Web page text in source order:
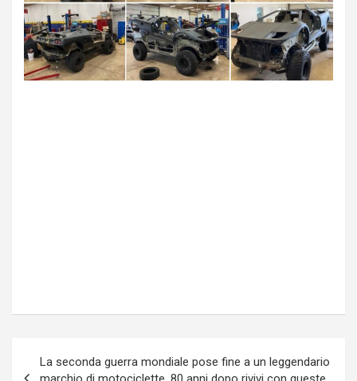
articoli
La seconda guerra mondiale pose fine a un leggendario